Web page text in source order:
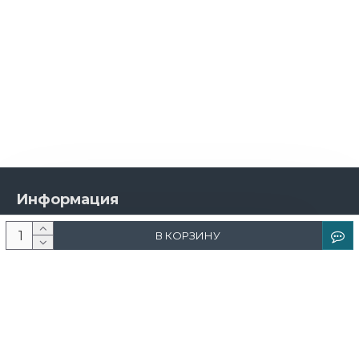
В КОРЗИНУ
Информация
О компании
Новости и акции